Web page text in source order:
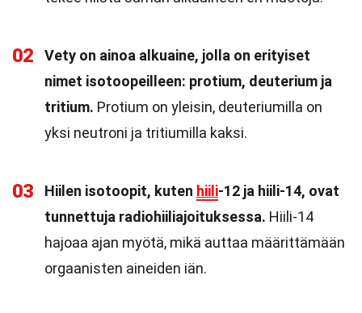
02
Vety on ainoa alkuaine, jolla on erityiset
nimet isotoopeilleen: protium, deuterium ja
tritium. Protium on yleisin, deuteriumilla on
yksi neutroni ja tritiumilla kaksi.
03 Hiilen isotoopit, kuten hiili-12 ja hiili-14, ovat
tunnettuja radiohiiliajoituksessa. Hiili-14
hajoaa ajan myötä, mikä auttaa määrittämään
orgaanisten aineiden iän.